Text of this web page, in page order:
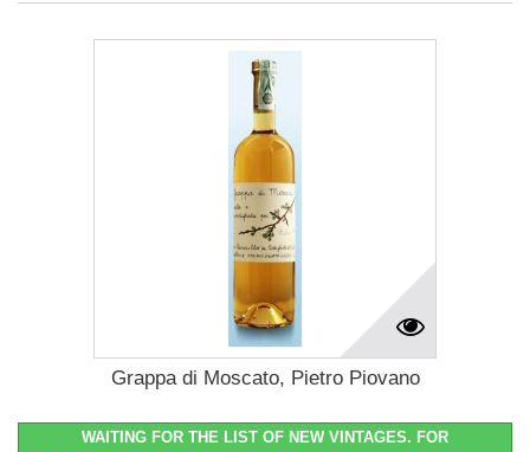
Grappa di Moscato, Pietro Piovano
WAITING FOR THE LIST OF NEW VINTAGES. FOR